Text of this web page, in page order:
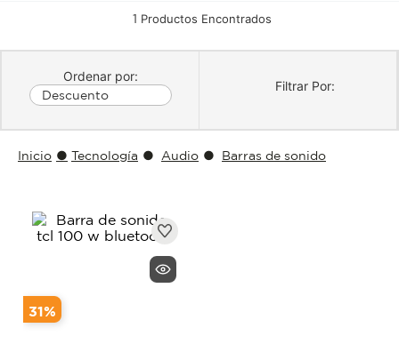
1
Descuento
Tecnología Audio Barras de sonido
Productos Destacados
31%
lavadoras
televisores
colchones
nevecon
nevera